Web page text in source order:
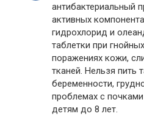
антибактериальный
активных
гидрохлорид и
таблетки при
поражениях кожи,
тканей. Нельзя пить
беременности,
проблемах с
детям до 8 лет.